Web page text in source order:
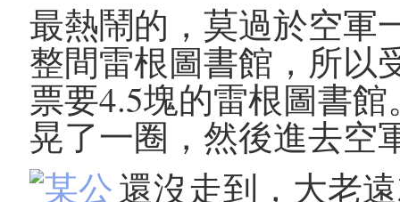
最熱鬧的，莫過於空軍
整間雷根圖書館，所以
票要4.5塊的雷根圖書
晃了一圈，然後進去空
還沒走到，大老